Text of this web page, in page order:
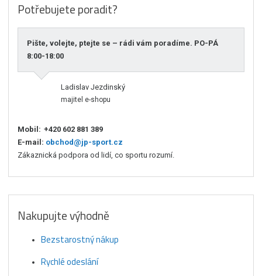
Potřebujete poradit?
Pište, volejte, ptejte se – rádi vám poradíme. PO-PÁ
8:00-18:00
Ladislav Jezdinský
majitel e-shopu
Mobil: +420 602 881 389
E-mail: obchod@jp-sport.cz
Zákaznická podpora od lidí, co sportu rozumí.
Nakupujte výhodně
Bezstarostný nákup
Rychlé odeslání